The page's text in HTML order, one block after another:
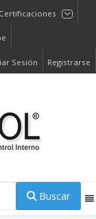
Certificaciones
Sesión Registrarse
Buscar